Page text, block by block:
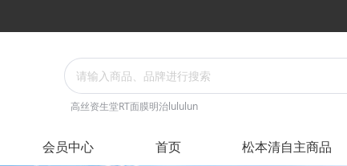
高丝资生堂RT面膜明治lululun
会员中心 首页 松本清自主商品